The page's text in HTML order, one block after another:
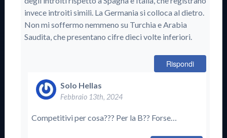
invece introiti simili. La Germania si colloca al dietro.
Non mi soffermo nemmeno su Turchia e Arabia
Saudita, che presentano cifre dieci volte inferiori.
Rispondi
Solo Hellas
Febbraio 13th, 2024
Competitivi per cosa??? Per la B?? Forse…